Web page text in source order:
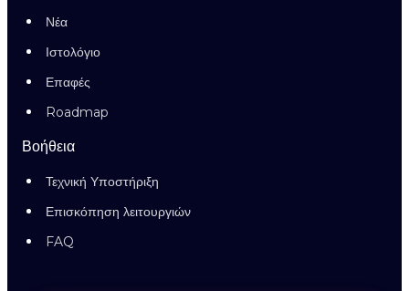
Νέα
Ιστολόγιο
Επαφές
Roadmap
Βοήθεια
Τεχνική Υποστήριξη
Επισκόπηση λειτουργιών
FAQ